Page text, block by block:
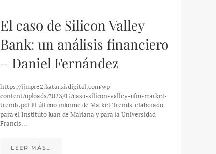
El caso de Silicon Valley
Bank: un análisis financiero
– Daniel Fernández
https://ijmpre2.katarsisdigital.com/wp-
content/uploads/2023/03/caso-silicon-valley-ufm-market-
trends.pdf El último informe de Market Trends, elaborado
para el Instituto Juan de Mariana y para la Universidad
Francis…
LEER MÁS…